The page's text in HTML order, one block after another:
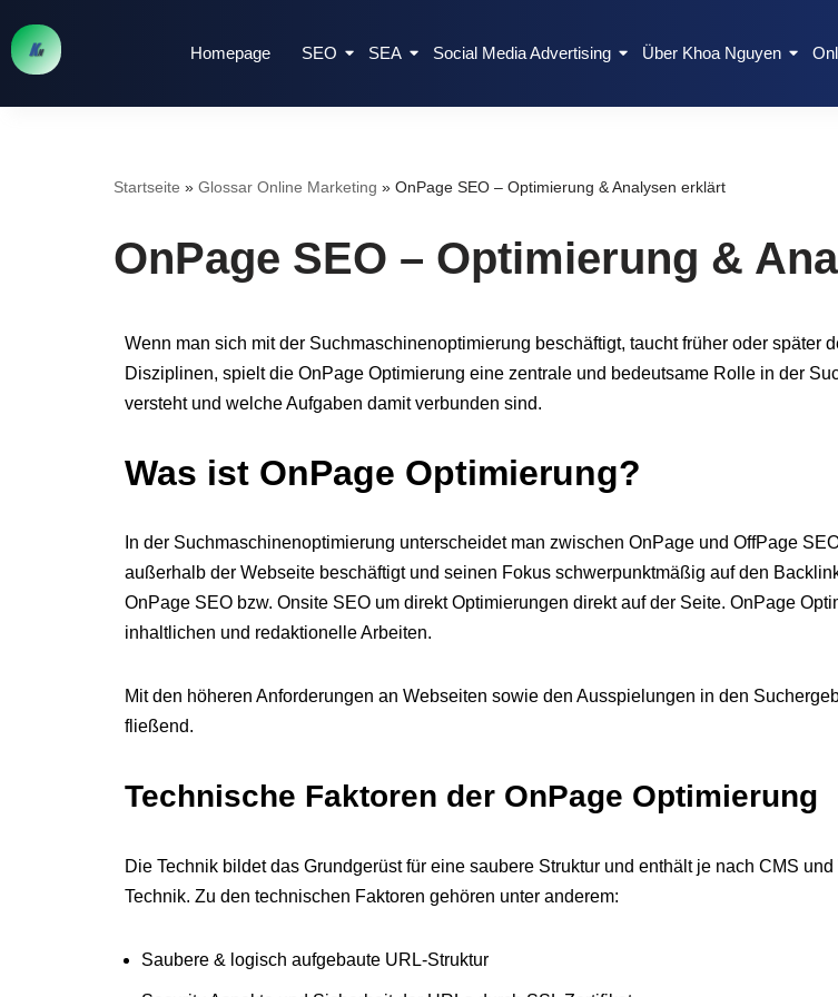
Zum
Homepage SEO SEA Social Media Advertising Über Khoa Nguyen
Startseite » Glossar Online Marketing » OnPage SEO – Optimierung & Analysen erklärt
OnPage SEO – Optimierung &
Wenn man sich mit der Suchmaschinenoptimierung beschäftigt, taucht früher oder später
Disziplinen, spielt die OnPage Optimierung eine zentrale und bedeutsame Rolle in der
versteht und welche Aufgaben damit verbunden sind.
Was ist OnPage Optimierung?
In der Suchmaschinenoptimierung unterscheidet man zwischen OnPage und OffPage
außerhalb der Webseite beschäftigt und seinen Fokus schwerpunktmäßig auf den
OnPage SEO bzw. Onsite SEO um direkt Optimierungen direkt auf der Seite. OnPage
inhaltlichen und redaktionelle Arbeiten.
Mit den höheren Anforderungen an Webseiten sowie den Ausspielungen in den
fließend.
Technische Faktoren der OnPage Optimierung
Die Technik bildet das Grundgerüst für eine saubere Struktur und enthält je nach CMS
Technik. Zu den technischen Faktoren gehören unter anderem:
Saubere & logisch aufgebaute URL-Struktur